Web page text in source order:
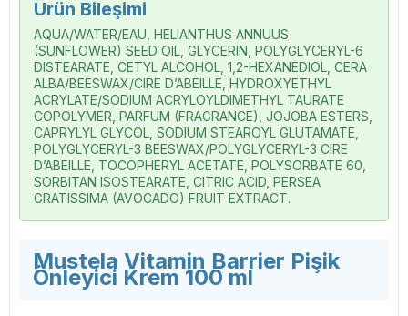
Ürün Bileşimi
AQUA/WATER/EAU, HELIANTHUS ANNUUS
(SUNFLOWER) SEED OIL, GLYCERIN, POLYGLYCERYL-6
DISTEARATE, CETYL ALCOHOL, 1,2-HEXANEDIOL, CERA
ALBA/BEESWAX/CIRE D’ABEILLE, HYDROXYETHYL
ACRYLATE/SODIUM ACRYLOYLDIMETHYL TAURATE
COPOLYMER, PARFUM (FRAGRANCE), JOJOBA ESTERS,
CAPRYLYL GLYCOL, SODIUM STEAROYL GLUTAMATE,
POLYGLYCERYL-3 BEESWAX/POLYGLYCERYL-3 CIRE
D’ABEILLE, TOCOPHERYL ACETATE, POLYSORBATE 60,
SORBITAN ISOSTEARATE, CITRIC ACID, PERSEA
GRATISSIMA (AVOCADO) FRUIT EXTRACT.
Mustela Vitamin Barrier Pişik
Önleyici Krem 100 ml